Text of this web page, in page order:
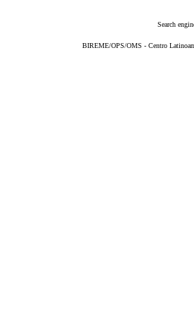
Search
BIREME/OPS/OMS - Centro